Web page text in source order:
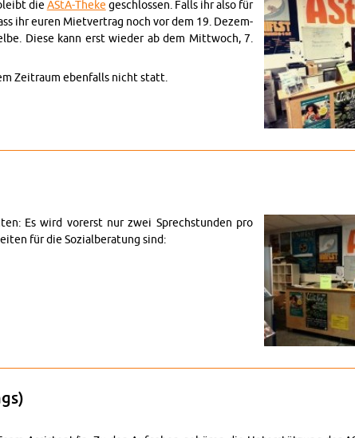
die AStA-Theke geschlossen. Falls ihr also für
ihr euren Mi­etver­trag noch vor dem 19. Dezem­
Diese kann erst wieder ab dem Mittwoch, 7.
Zeitraum eben­falls nicht statt.
Es wird vor­erst nur zwei Sprech­stun­den pro
für die Sozial­ber­atung sind: